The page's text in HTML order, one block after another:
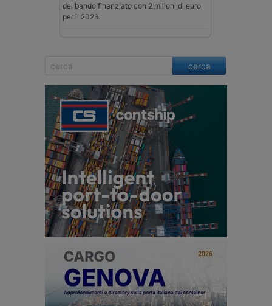
del bando finanziato con 2 milioni di euro
per il 2026.
cerca